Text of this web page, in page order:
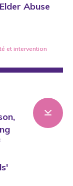
Abuse
et intervention